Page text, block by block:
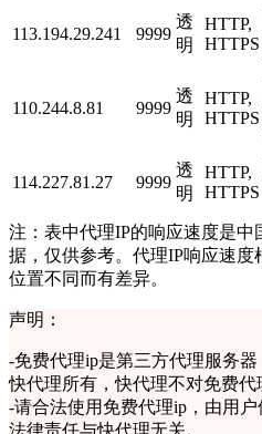
113.194.29.241 9999
透
明
HTTP,
HTTPS
110.244.8.81 9999
透
明
HTTP,
HTTPS
114.227.81.27 9999
透
明
HTTP,
HTTPS
注：表中代理IP的响应速度是中
据，仅供参考。代理IP响应速度
位置不同而有差异。
声明：
-免费代理ip是第三方代理服务
快代理所有，快代理不对免费代
-请合法使用免费代理ip，由用
法律责任与快代理无关。